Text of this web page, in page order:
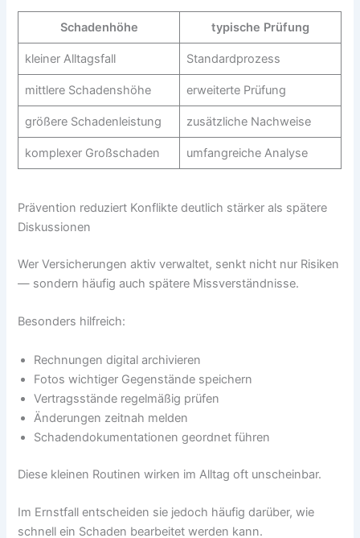
Schadenhöhe typische Prüfung
kleiner Alltagsfall Standardprozess
mittlere Schadenshöhe erweiterte Prüfung
größere Schadenleistung zusätzliche Nachweise
komplexer Großschaden umfangreiche Analyse
Prävention reduziert Konflikte deutlich stärker als spätere
Diskussionen
Wer Versicherungen aktiv verwaltet, senkt nicht nur Risiken
— sondern häufig auch spätere Missverständnisse.
Besonders hilfreich:
Rechnungen digital archivieren
Fotos wichtiger Gegenstände speichern
Vertragsstände regelmäßig prüfen
Änderungen zeitnah melden
Schadendokumentationen geordnet führen
Diese kleinen Routinen wirken im Alltag oft unscheinbar.
Im Ernstfall entscheiden sie jedoch häufig darüber, wie
schnell ein Schaden bearbeitet werden kann.